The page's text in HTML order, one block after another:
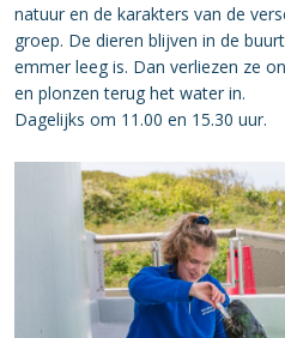
natuur en de karakters van de
groep. De dieren blijven in de
emmer leeg is. Dan verliezen ze
en plonzen terug het water in.
Dagelijks om 11.00 en 15.30 uur.